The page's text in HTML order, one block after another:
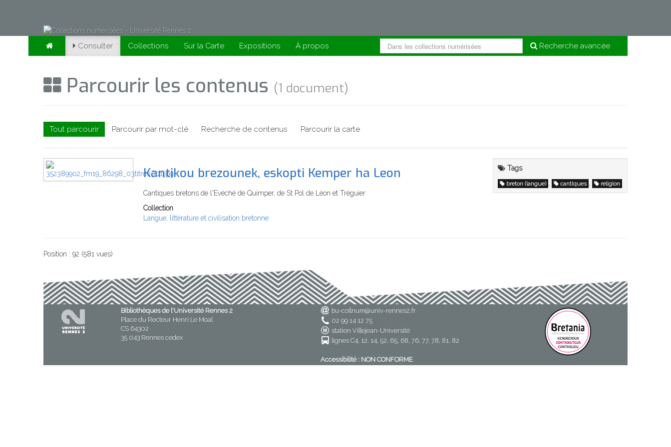
Consulter Collections Sur la Carte Expositions À propos Recherche avancée
Parcourir les contenus (1 document)
Tout parcourir Parcourir par mot-clé Recherche de contenus Parcourir la carte
Kantikou brezounek, eskopti Kemper ha Leon
Cantiques bretons de l'Evéché de Quimper, de St Pol de Léon et Tréguier
Collection
Langue, littérature et civilisation bretonne
Tags
breton (langue) , cantiques , religion
Position : 92 (581 vues)
Bibliothèques de l'Université Rennes 2
Place du Recteur Henri Le Moal
CS 64302
35 043 Rennes cedex
bu-collnum@univ-rennes2.fr
02 99 14 12 75
station Villejean-Université
lignes C4, 12, 14, 52, 65, 68, 76, 77, 78, 81, 82
Accessibilité : NON CONFORME